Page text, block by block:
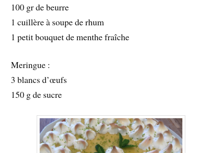
100 gr de beurre
1 cuillère à soupe de rhum
1 petit bouquet de menthe fraîche
Meringue :
3 blancs d’œufs
150 g de sucre